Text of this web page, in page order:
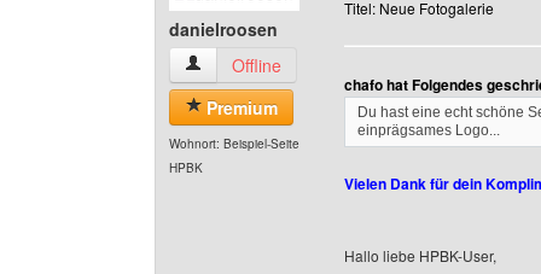
danielroosen
danielroosen Benutzer-Profile anzeigen
Offline
Premium
Wohnort: Beispiel-Seite
HPBK
Titel: Neue Fotogalerie
chafo hat Folgendes
Du hast eine echt schöne
einprägsames Logo...
Vielen Dank für dein
Hallo liebe HPBK-User,